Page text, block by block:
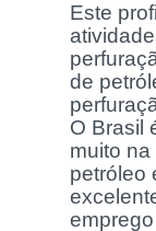
Este
de
O Brasil
muito
petróleo